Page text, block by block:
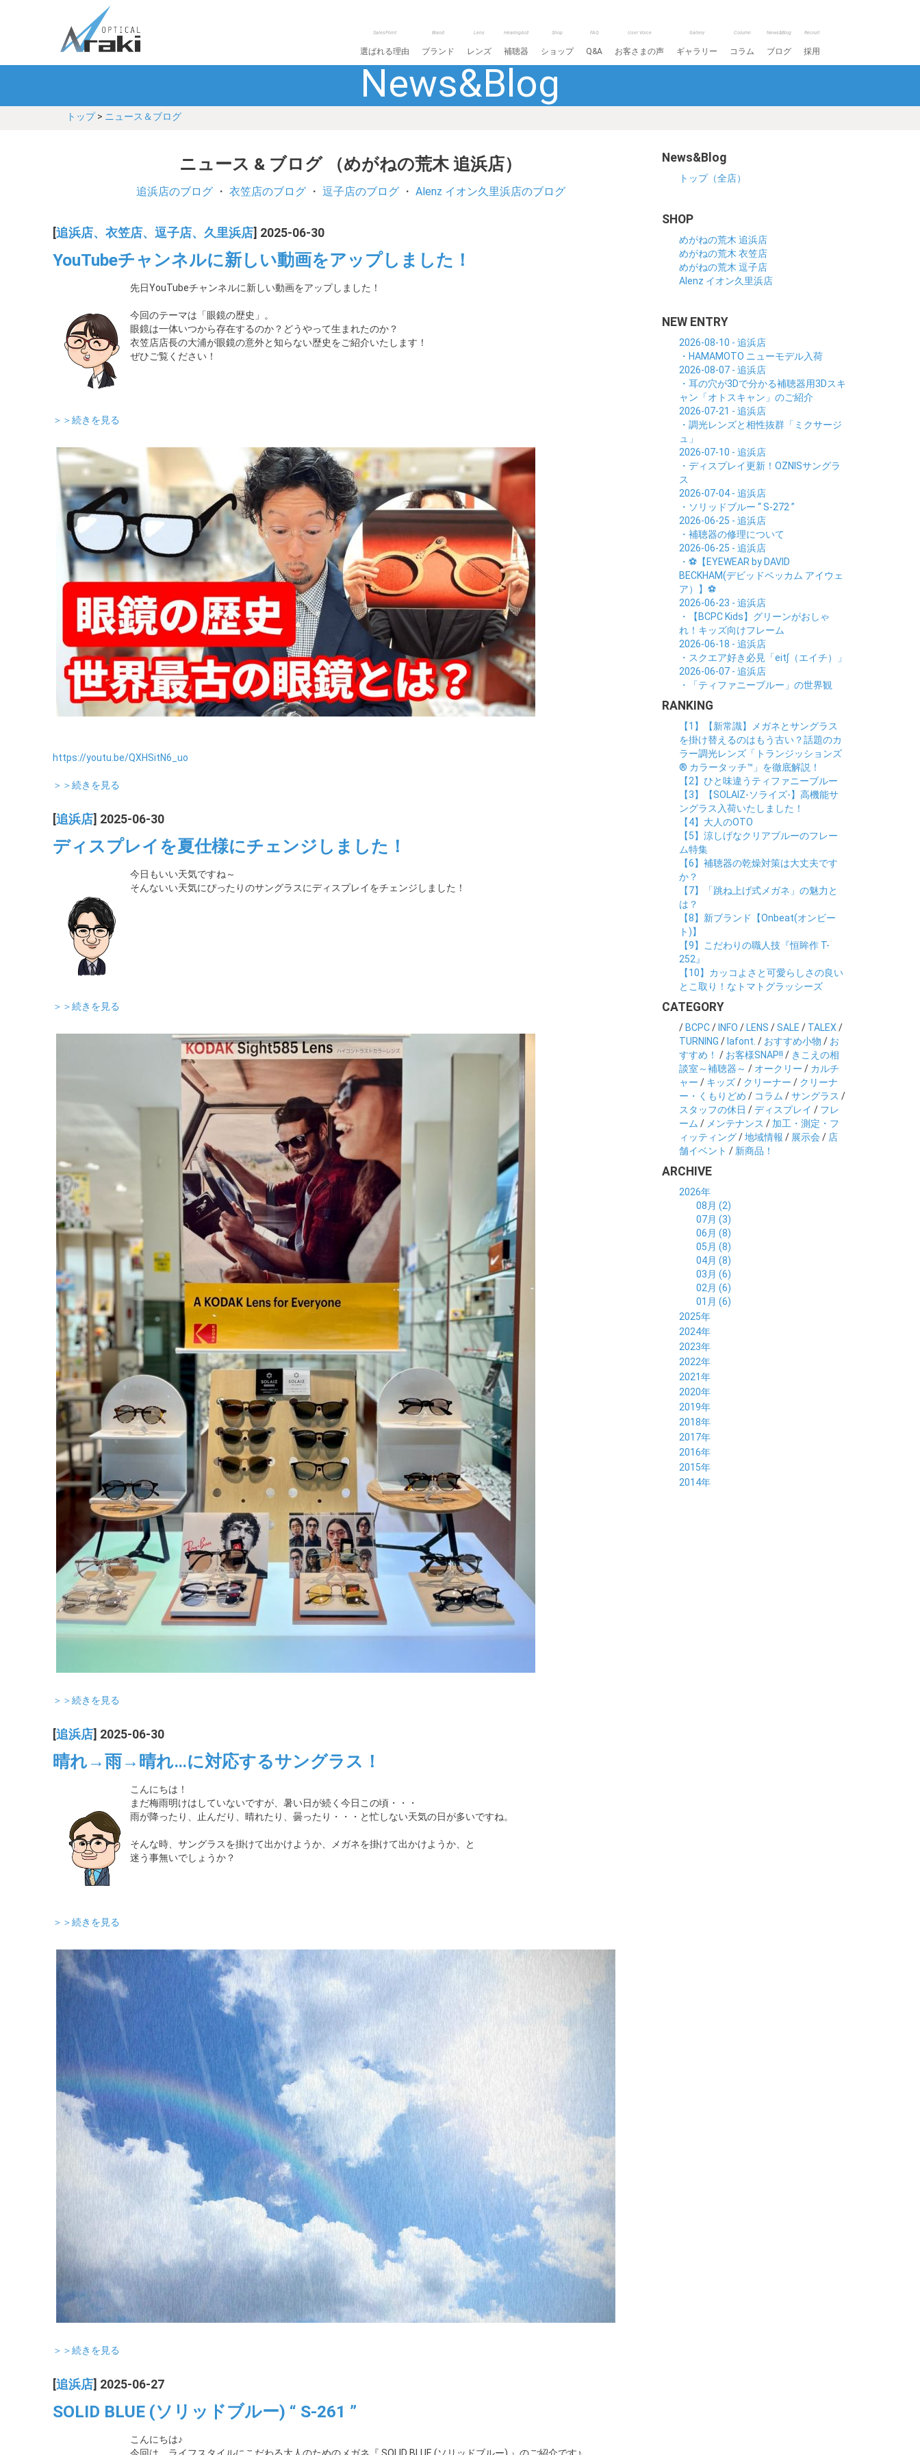
SalesPoint
選ばれる理由
Brand
ブランド
Lens
レンズ
HearingAid
補聴器
Shop
ショップ
FAQ
Q&A
User Voice
お客さまの声
Gallery
ギャラリー
Column
コラム
News&Blog
ブログ
Recruit
採用
News&Blog
トップ> ニュース＆ブログ
ニュース & ブログ （めがねの荒木 追浜店）
追浜店のブログ・ 衣笠店のブログ・ 逗子店のブログ・ Alenz イオン久里浜店のブログ
追浜店、衣笠店、逗子店、久里浜店 ] 2025-06-30
YouTubeチャンネルに新しい動画をアップしました！
先日YouTubeチャンネルに新しい動画をアップしました！
今回のテーマは「眼鏡の歴史」。
眼鏡は一体いつから存在するのか？どうやって生まれたのか？
衣笠店店長の大浦が眼鏡の意外と知らない歴史をご紹介いたします！
ぜひご覧ください！
＞＞続きを見る
https://youtu.be/QXHSitN6_uo
＞＞続きを見る
追浜店 ] 2025-06-30
ディスプレイを夏仕様にチェンジしました！
今日もいい天気ですね～
そんないい天気にぴったりのサングラスにディスプレイをチェンジしました！
＞＞続きを見る
＞＞続きを見る
追浜店 ] 2025-06-30
晴れ→雨→晴れ…に対応するサングラス！
こんにちは！
まだ梅雨明けはしていないですが、暑い日が続く今日この頃・・・
雨が降ったり、止んだり、晴れたり、曇ったり・・・と忙しない天気の日が多いですね。
そんな時、サングラスを掛けて出かけようか、メガネを掛けて出かけようか、と
迷う事無いでしょうか？
＞＞続きを見る
＞＞続きを見る
[追浜店] 2025-06-27
SOLID BLUE (ソリッドブルー) “ S-261 ”
こんにちは♪
News&Blog
トップ（全店）
SHOP
めがねの荒木 追浜店
めがねの荒木 衣笠店
めがねの荒木 逗子店
Alenz イオン久里浜店
NEW ENTRY
2026-08-10 - 追浜店
・HAMAMOTO ニューモデル入荷
2026-08-07 - 追浜店
・耳の穴が3Dで分かる補聴器用3Dスキ
ャン「オトスキャン」のご紹介
2026-07-21 - 追浜店
・調光レンズと相性抜群「ミクサージ
ュ」
2026-07-10 - 追浜店
・ディスプレイ更新！OZNISサングラ
ス
2026-07-04 - 追浜店
・ソリッドブルー “ S-272 ”
2026-06-25 - 追浜店
・補聴器の修理について
2026-06-25 - 追浜店
・⚽【EYEWEAR by DAVID
BECKHAM(デビッドベッカム アイウェ
ア）】⚽
2026-06-23 - 追浜店
・【BCPC Kids】グリーンがおしゃ
れ！キッズ向けフレーム
2026-06-18 - 追浜店
・スクエア好き必見「eit∫（エイチ）」
2026-06-07 - 追浜店
・「ティファニーブルー」の世界観
RANKING
【1】【新常識】メガネとサングラス
を掛け替えるのはもう古い？話題のカ
ラー調光レンズ「トランジッションズ
® カラータッチ™」を徹底解説！
【2】ひと味違うティファニーブルー
【3】【SOLAIZ-ソライズ-】高機能サ
ングラス入荷いたしました！
【4】大人のOTO
【5】涼しげなクリアブルーのフレー
ム特集
【6】補聴器の乾燥対策は大丈夫です
か？
【7】「跳ね上げ式メガネ」の魅力と
は？
【8】新ブランド【Onbeat(オンビー
ト)】
【9】こだわりの職人技『恒眸作 T-
252』
【10】カッコよさと可愛らしさの良い
とこ取り！なトマトグラッシーズ
CATEGORY
/ BCPC/ INFO / LENS /SALE / TALEX /
TURNING / lafont. / おすすめ小物 / お
すすめ！ / お客様SNAP!! / きこえの相
談室～補聴器～ / オークリー / カルチ
ャー / キッズ/ クリーナー / クリーナ
ー・くもりどめ / コラム /サングラス /
スタッフの休日 /ディスプレイ / フレ
ーム / メンテナンス / 加工・測定・フ
ィッティング/地域情報 / 展示会 / 店
舗イベント / 新商品！
ARCHIVE
2026年
08月 (2)
07月 (3)
06月 (8)
05月 (8)
04月 (8)
03月 (6)
02月 (6)
01月 (6)
2025年
12月 (5)
11月 (3)
10月 (6)
09月 (5)
08月 (6)
07月 (4)
06月 (7)
05月 (6)
04月 (8)
03月 (6)
02月 (5)
01月 (7)
2024年
12月 (4)
11月 (8)
10月 (6)
09月 (7)
08月 (8)
07月 (5)
06月 (6)
05月 (4)
04月 (7)
03月 (6)
02月 (5)
2023年
12月 (3)
11月 (6)
10月 (6)
09月 (6)
08月 (8)
07月 (8)
06月 (8)
05月 (9)
04月 (8)
03月 (8)
2022年
12月 (12)
11月 (6)
10月 (5)
09月 (7)
08月 (5)
07月 (3)
06月 (5)
05月 (7)
04月 (6)
2021年
12月 (5)
11月 (5)
10月 (6)
09月 (5)
08月 (11)
07月 (5)
06月 (6)
05月 (6)
2020年
12月 (3)
11月 (6)
10月 (5)
09月 (8)
08月 (6)
07月 (7)
06月 (6)
2019年
12月 (7)
11月 (4)
10月 (8)
09月 (4)
08月 (7)
07月 (3)
2018年
12月 (8)
11月 (7)
10月 (8)
09月 (5)
08月 (7)
2017年
12月 (6)
11月 (6)
10月 (5)
2016年
12月 (8)
11月 (4)
2015年
12月 (8)
2014年